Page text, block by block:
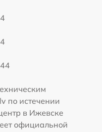
по истечении
в Ижевске
официальной